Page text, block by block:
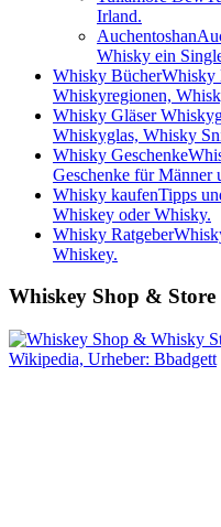
Irland.
Auchentoshan
Whisky ein
Whisky BücherWhisky
Whiskyregionen,
Whisky Gläser
Whiskyglas, Whisky
Whisky Geschenke
Geschenke für Männer
Whisky kaufenTipps
Whiskey oder Whisky.
Whisky Ratgeber
Whiskey.
Whiskey Shop & Store